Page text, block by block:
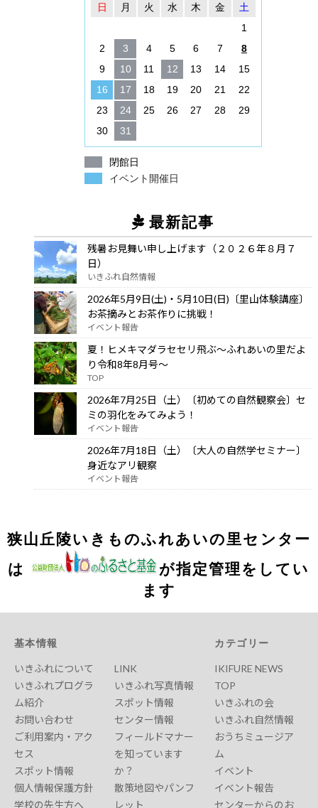
日
月 火 水 木 金
土
1
2
3 4 5 6 7
8
9
10 11 12 13 14
15
16
17 18 19 20 21
22
23
24 25 26 27 28
29
30
31
閉館日
イベント開催日
最新記事
残暑お見舞い申し上げます（２０２６年８月７
日）
いきふれ自然情報
2026年5月9日(土)・5月10日(日)〔里山体験講座〕
お茶摘みとお茶作りに挑戦！
イベント報告
夏！ヒメキマダラセセリ飛ぶ～ふれあいの里だよ
り令和8年8月号～
TOP
2026年7月25日（土）〔初めての自然観察会〕セ
ミの羽化をみてみよう！
イベント報告
2026年7月18日（土）〔大人の自然学セミナー〕
身近なアリ観察
イベント報告
狭山丘陵いきものふれあいの里センター
は
が指定管理をしてい
ます
基本情報
いきふれについて
いきふれプログラ
ム紹介
お問い合わせ
ご利用案内・アク
セス
スポット情報
個人情報保護方針
学校の先生方へ
LINK
いきふれ写真情報
スポット情報
センター情報
フィールドマナー
を知っています
か？
散策地図やパンフ
レット
カテゴリー
IKIFURE NEWS
TOP
いきふれの会
いきふれ自然情報
おうちミュージア
ム
イベント
イベント報告
センターからのお